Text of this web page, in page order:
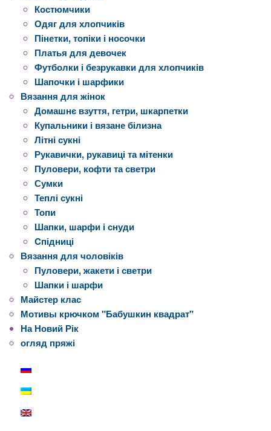
Костюмчики
Одяг для хлопчиків
Пінетки, топіки і носочки
Платья для девочек
Футболки і безрукавки для хлопчиків
Шапочки і шарфики
Вязання для жінок
Домашнє взуття, гетри, шкарпетки
Купальники і вязане білизна
Літні сукні
Рукавички, рукавиці та мітенки
Пуловери, кофти та светри
Сумки
Теплі сукні
Топи
Шапки, шарфи і снуди
Cпідниці
Вязання для чоловіків
Пуловери, жакети і светри
Шапки і шарфи
Майстер клас
Мотивы крючком "Бабушкин квадрат"
На Новий Рік
огляд пряжі